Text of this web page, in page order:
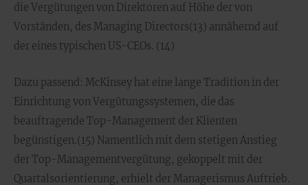
die Vergütungen von Direktoren auf Höhe der von
Vorständen, des Managing Directors(13) annähernd auf
der eines typischen US-CEOs. (14)
Dazu passend: McKinsey hat eine lange Tradition in der
Einrichtung von Vergütungssystemen, die das
beauftragende Top-Management der Klienten
begünstigen.(15) Namentlich mit dem stetigen Anstieg
der Top-Managementvergütung, gekoppelt mit der
Quartalsorientierung, erhielt der Managerismus Auftrieb.